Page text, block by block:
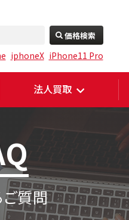
価格検索
iphoneX iPhone11 Pro
法人買取
ご質問